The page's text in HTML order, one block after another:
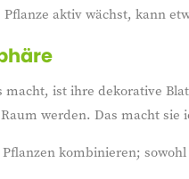
aktiv wächst, kann
macht, ist ihre dekorative
werden. Das macht
kombinieren;